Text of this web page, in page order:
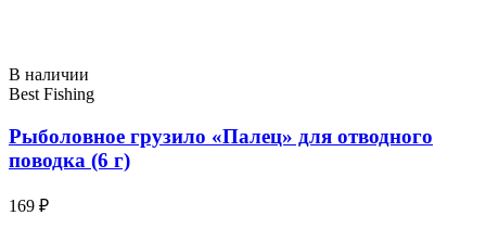
В наличии
Best Fishing
Рыболовное грузило «Палец» для отводного
поводка (6 г)
169 ₽